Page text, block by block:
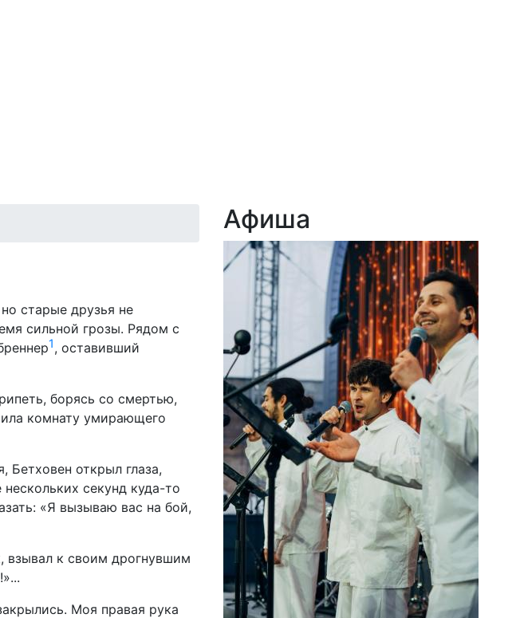
старые друзья не
сильной грозы. Рядом с
1, оставивший
борясь со смертью,
комнату умирающего
Бетховен открыл глаза,
секунд куда-то
«Я вызываю вас на бой,
взывал к своим дрогнувшим
Моя правая рука
Афиша